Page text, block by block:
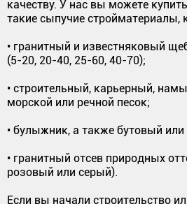
качеству. У нас вы можете
такие сыпучие стройматериалы,
• гранитный и известняковый
(5-20, 20-40, 25-60, 40-70);
• строительный, карьерный,
морской или речной песок;
• булыжник, а также бутовый
• гранитный отсев природных
розовый или серый).
Если вы начали строительство